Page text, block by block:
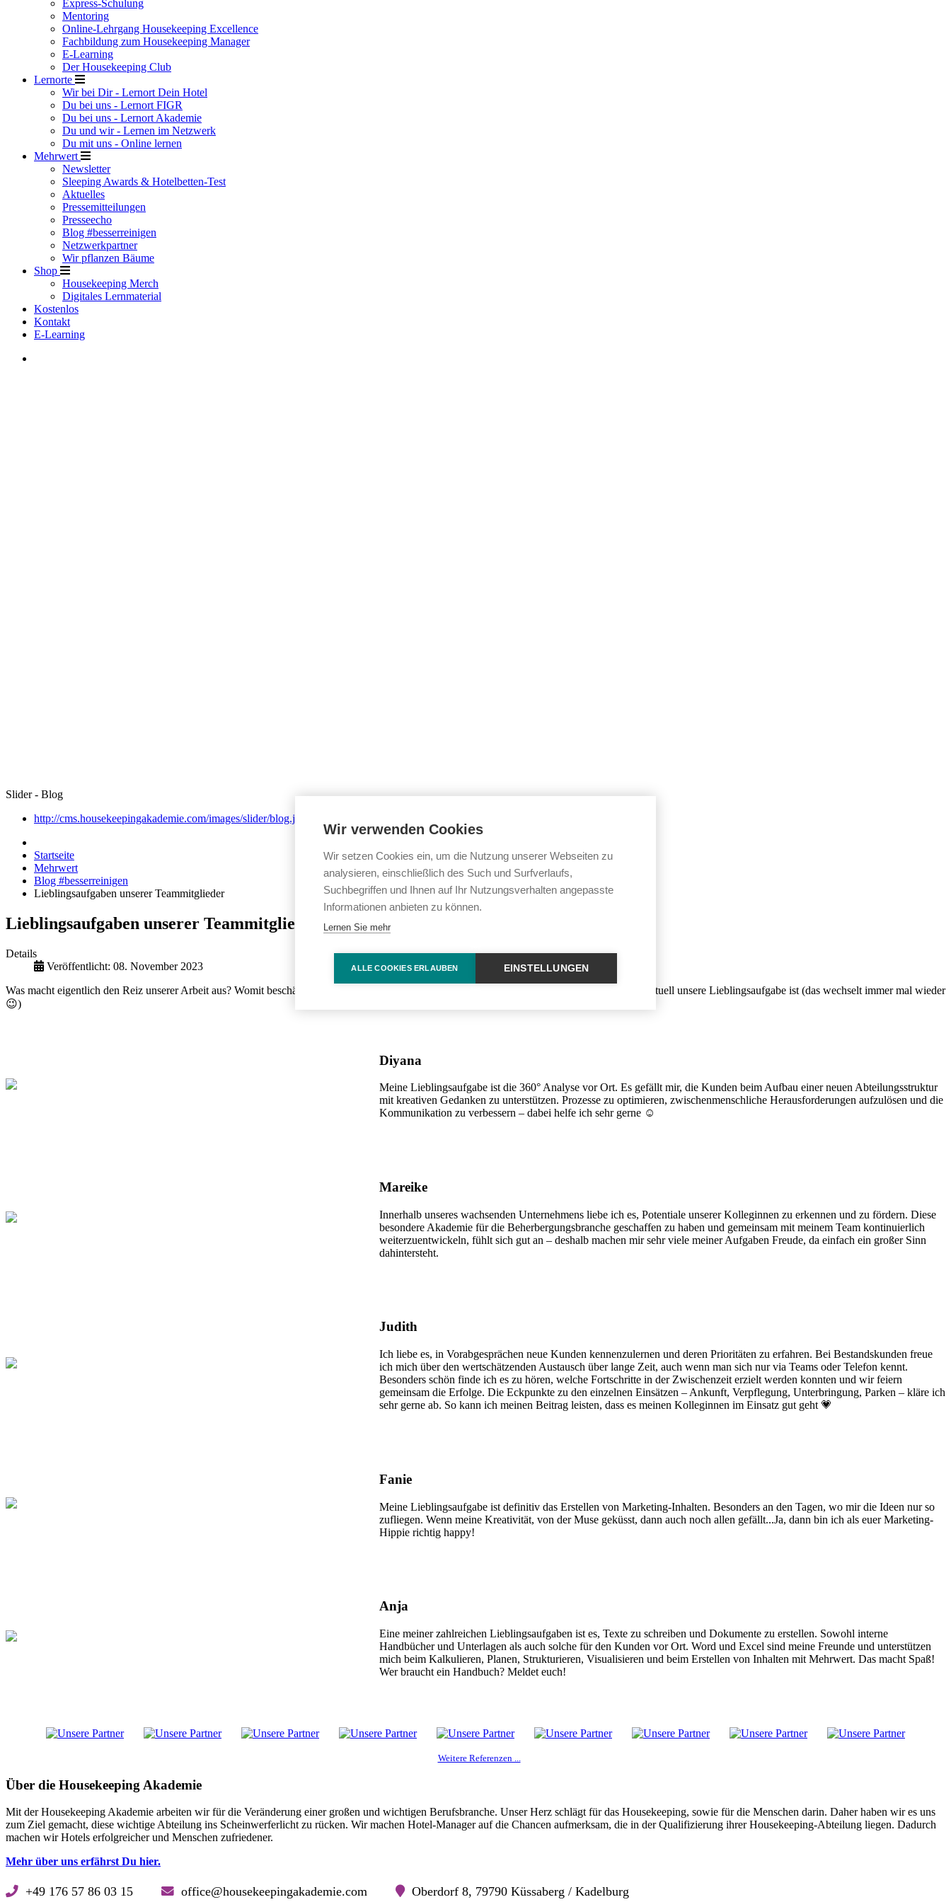
Express-Schulung
Mentoring
Online-Lehrgang Housekeeping Excellence
Fachbildung zum Housekeeping Manager
E-Learning
Der Housekeeping Club
Lernorte
Wir bei Dir - Lernort Dein Hotel
Du bei uns - Lernort FIGR
Du bei uns - Lernort Akademie
Du und wir - Lernen im Netzwerk
Du mit uns - Online lernen
Mehrwert
Newsletter
Sleeping Awards & Hotelbetten-Test
Aktuelles
Pressemitteilungen
Presseecho
Blog #besserreinigen
Netzwerkpartner
Wir pflanzen Bäume
Shop
Housekeeping Merch
Digitales Lernmaterial
Kostenlos
Kontakt
E-Learning
Slider - Blog
http://cms.housekeepingakademie.com/images/slider/blog.jpg
Startseite
Mehrwert
Blog #besserreinigen
Lieblingsaufgaben unserer Teammitglieder
Lieblingsaufgaben unserer Teammitglieder
Details
Veröffentlicht: 08. November 2023
Was macht eigentlich den Reiz unserer Arbeit aus? Womit beschäftigen wir uns besonders gern? Hier unsere Antworten auf die Frage, welches aktuell unsere Lieblingsaufgabe ist (das wechselt immer mal wieder
😉)
Diyana
Meine Lieblingsaufgabe ist die 360° Analyse vor Ort. Es gefällt mir, die Kunden beim Aufbau einer neuen Abteilungsstruktur
mit kreativen Gedanken zu unterstützen. Prozesse zu optimieren, zwischenmenschliche Herausforderungen aufzulösen und die
Kommunikation zu verbessern – dabei helfe ich sehr gerne ☺️
Mareike
Innerhalb unseres wachsenden Unternehmens liebe ich es, Potentiale unserer Kolleginnen zu erkennen und zu fördern. Diese
besondere Akademie für die Beherbergungsbranche geschaffen zu haben und gemeinsam mit meinem Team kontinuierlich
weiterzuentwickeln, fühlt sich gut an – deshalb machen mir sehr viele meiner Aufgaben Freude, da einfach ein großer Sinn
dahintersteht.
Judith
Ich liebe es, in Vorabgesprächen neue Kunden kennenzulernen und deren Prioritäten zu erfahren. Bei Bestandskunden freue
ich mich über den wertschätzenden Austausch über lange Zeit, auch wenn man sich nur via Teams oder Telefon kennt.
Besonders schön finde ich es zu hören, welche Fortschritte in der Zwischenzeit erzielt werden konnten und wir feiern
gemeinsam die Erfolge. Die Eckpunkte zu den einzelnen Einsätzen – Ankunft, Verpflegung, Unterbringung, Parken – kläre ich
sehr gerne ab. So kann ich meinen Beitrag leisten, dass es meinen Kolleginnen im Einsatz gut geht 💗
Fanie
Meine Lieblingsaufgabe ist definitiv das Erstellen von Marketing-Inhalten. Besonders an den Tagen, wo mir die Ideen nur so
zufliegen. Wenn meine Kreativität, von der Muse geküsst, dann auch noch allen gefällt...Ja, dann bin ich als euer Marketing-
Hippie richtig happy!
Anja
Eine meiner zahlreichen Lieblingsaufgaben ist es, Texte zu schreiben und Dokumente zu erstellen. Sowohl interne
Handbücher und Unterlagen als auch solche für den Kunden vor Ort. Word und Excel sind meine Freunde und unterstützen
mich beim Kalkulieren, Planen, Strukturieren, Visualisieren und beim Erstellen von Inhalten mit Mehrwert. Das macht Spaß!
Wer braucht ein Handbuch? Meldet euch!
Weitere Referenzen ...
Über die Housekeeping Akademie
Mit der Housekeeping Akademie arbeiten wir für die Veränderung einer großen und wichtigen Berufsbranche. Unser Herz schlägt für das Housekeeping, sowie für die Menschen darin. Daher haben wir es uns
zum Ziel gemacht, diese wichtige Abteilung ins Scheinwerferlicht zu rücken. Wir machen Hotel-Manager auf die Chancen aufmerksam, die in der Qualifizierung ihrer Housekeeping-Abteilung liegen. Dadurch
machen wir Hotels erfolgreicher und Menschen zufriedener.
Mehr über uns erfährst Du hier.
+49 176 57 86 03 15 office@housekeepingakademie.com Oberdorf 8, 79790 Küssaberg / Kadelburg
Wir verwenden Cookies
Wir setzen Cookies ein, um die Nutzung unserer Webseiten zu
analysieren, einschließlich des Such und Surfverlaufs,
Suchbegriffen und Ihnen auf Ihr Nutzungsverhalten angepasste
Informationen anbieten zu können.
Lernen Sie mehr
ALLE COOKIES ERLAUBEN EINSTELLUNGEN